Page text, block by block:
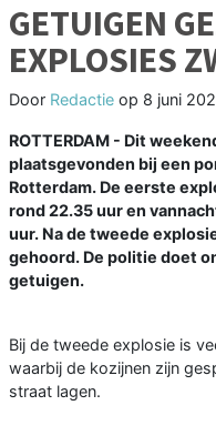
GETUIGEN
EXPLOSIES
Door Redactie op 8 juni
ROTTERDAM - Dit
plaatsgevonden bij een
Rotterdam. De eerste
rond 22.35 uur en
uur. Na de tweede
gehoord. De politie doet
getuigen.
Bij de tweede explosie is
waarbij de kozijnen zijn
straat lagen.